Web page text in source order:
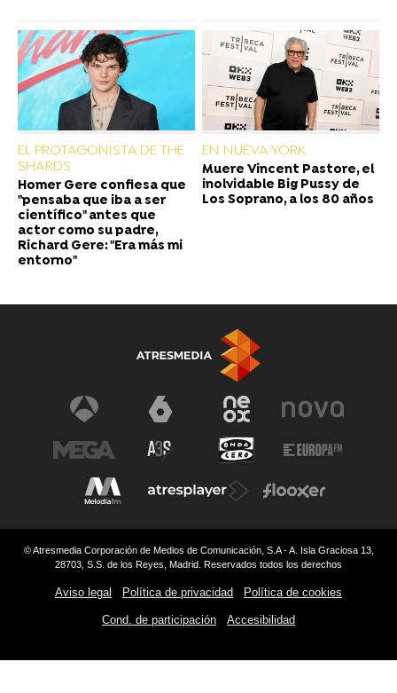
EL PROTAGONISTA DE THE
SHARDS
Homer Gere confiesa que
"pensaba que iba a ser
científico" antes que
actor como su padre,
Richard Gere: "Era más mi
entorno"
EN NUEVA YORK
Muere Vincent Pastore, el
inolvidable Big Pussy de
Los Soprano, a los 80 años
© Atresmedia Corporación de Medios de Comunicación, S.A - A. Isla Graciosa 13,
28703, S.S. de los Reyes, Madrid. Reservados todos los derechos
Aviso legal Política de privacidad Política de cookies
Cond. de participación Accesibilidad